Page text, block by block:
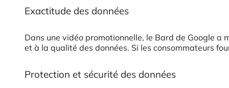
Exactitude des données
Dans une vidéo promotionnelle, le Bard de Google a
et à la qualité des données. Si les consommateurs
Protection et sécurité des données